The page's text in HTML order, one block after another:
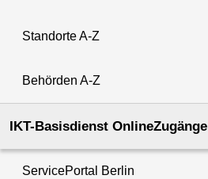
Standorte A-Z
Behörden A-Z
IKT-Basisdienst OnlineZugänge
ServicePortal Berlin